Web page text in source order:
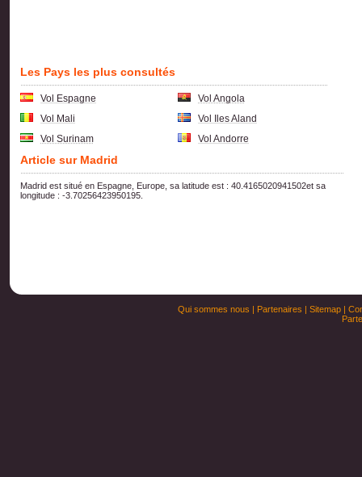
Les Pays les plus consultés
Vol Espagne
Vol Angola
Vol Mali
Vol Iles Aland
Vol Surinam
Vol Andorre
Article sur Madrid
Madrid est situé en Espagne, Europe, sa latitude est : 40.4165020941502et sa
longitude : -3.70256423950195.
Qui sommes nous | Partenaires | Sitemap|